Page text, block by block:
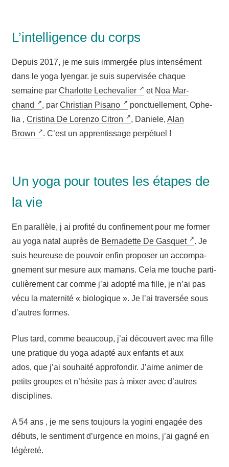
L’intelligence du corps
Depuis 2017, je me suis immer­gée plus inten­sé­ment
dans le yoga Iyen­gar. je suis super­vi­sée chaque
semaine par Char­lotte Leche­va­lier et Noa Mar­
chand
, par Chris­tian Pisa­no
ponc­tuel­le­ment, Ophe­
lia , Cris­ti­na De Loren­zo Citron , Daniele, Alan
Brown
. C’est un appren­tis­sage perpétuel !
Un yoga pour toutes les étapes de
la vie
En paral­lèle, j ai pro­fi­té du confi­ne­ment pour me for­mer
au yoga natal auprès de Ber­na­dette De Gas­quet
. Je
suis heu­reuse de pou­voir enfin pro­po­ser un accom­pa­
gne­ment sur mesure aux mamans. Cela me touche par­ti­
cu­liè­re­ment car comme j’ai adop­té ma fille, je n’ai pas
vécu la mater­ni­té « bio­lo­gique ». Je l’ai tra­ver­sée sous
d’autres formes.
Plus tard, comme beau­coup, j’ai décou­vert avec ma fille
une pra­tique du yoga adap­té aux enfants et aux
ados, que j’ai sou­hai­té appro­fon­dir. J’aime ani­mer de
petits groupes et n’hé­site pas à mixer avec d’autres
disciplines.
A 54 ans , je me sens tou­jours la yogi­ni enga­gée des
débuts, le sen­ti­ment d’ur­gence en moins, j’ai gagné en
légèreté.